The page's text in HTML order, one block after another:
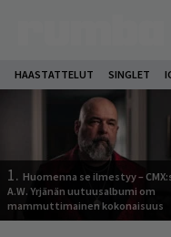
HAASTATTELUT SINGLET
1. Huomenna se ilmestyy –
A.W. Yrjänän uutuusalbumi om
mammuttimainen kokonaisuus